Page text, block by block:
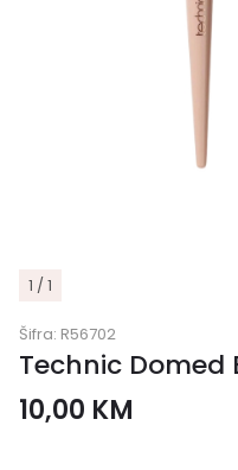
1 / 1
Šifra: R56702
Technic Domed
10,00 KM